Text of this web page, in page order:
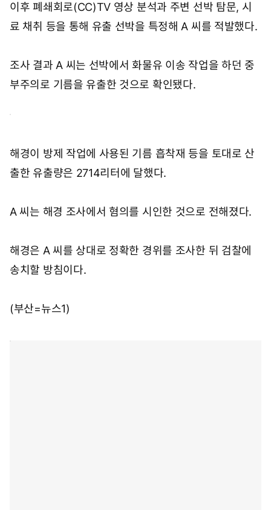
이후 폐쇄회로(CC)TV 영상 분석과 주변 선박 탐문, 시
료 채취 등을 통해 유출 선박을 특정해 A 씨를 적발했다.
조사 결과 A 씨는 선박에서 화물유 이송 작업을 하던 중
부주의로 기름을 유출한 것으로 확인됐다.
해경이 방제 작업에 사용된 기름 흡착재 등을 토대로 산
출한 유출량은 2714리터에 달했다.
A 씨는 해경 조사에서 혐의를 시인한 것으로 전해졌다.
해경은 A 씨를 상대로 정확한 경위를 조사한 뒤 검찰에
송치할 방침이다.
(부산=뉴스1)